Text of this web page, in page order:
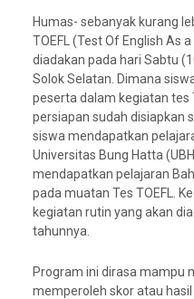
Humas- sebanyak kurang
TOEFL (Test Of English As
diadakan pada hari Sabtu
Solok Selatan. Dimana
peserta dalam kegiatan tes
persiapan sudah disiapkan
siswa mendapatkan
Universitas Bung Hatta
mendapatkan pelajaran
pada muatan Tes TOEFL.
kegiatan rutin yang akan
tahunnya.
Program ini dirasa mampu
memperoleh skor atau